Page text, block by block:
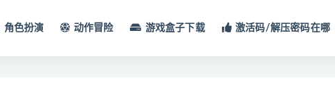
角色扮演 动作冒险 游戏盒子下载 激活码/解压密码在哪